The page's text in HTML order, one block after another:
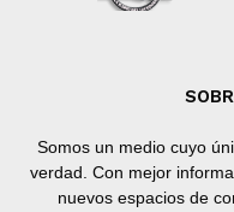
Somos un medio cuyo
verdad. Con mejor
nuevos espacios de